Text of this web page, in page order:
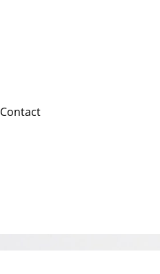
Contact